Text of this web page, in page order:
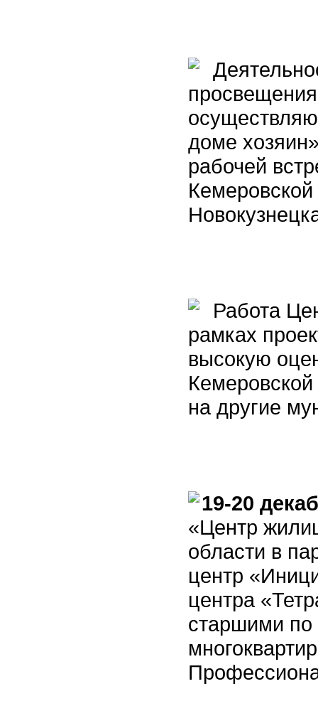
доме
рабочей
Кемеровской
Работа
рамках
высокую
на другие
19-20
«Центр
области в
центр
центра
старшими по